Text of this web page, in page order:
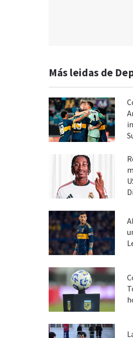
Más leidas de